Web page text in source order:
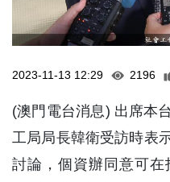
2023-11-13 12:29 2196
(澳門電台消息) 出席本
工局局長韓衛受訪時表
討論，個資辦同意可